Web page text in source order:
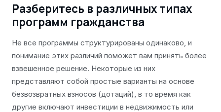
Разберитесь в различных типах
программ гражданства
Не все программы структурированы одинаково, и
понимание этих различий поможет вам принять более
взвешенное решение. Некоторые из них
представляют собой простые варианты на основе
безвозвратных взносов (дотаций), в то время как
другие включают инвестиции в недвижимость или